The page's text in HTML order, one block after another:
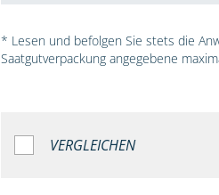
* Lesen und befolgen Sie stets die
Saatgutverpackung angegebene
VERGLEICHEN